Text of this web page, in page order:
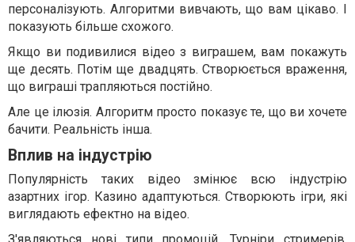
персоналізують. Алгоритми вивчають, що вам цікаво. І
показують більше схожого.
Якщо ви подивилися відео з виграшем, вам покажуть
ще десять. Потім ще двадцять. Створюється враження,
що виграші трапляються постійно.
Але це ілюзія. Алгоритм просто показує те, що ви хочете
бачити. Реальність інша.
Вплив на індустрію
Популярність таких відео змінює всю індустрію
азартних ігор. Казино адаптуються. Створюють ігри, які
виглядають ефектно на відео.